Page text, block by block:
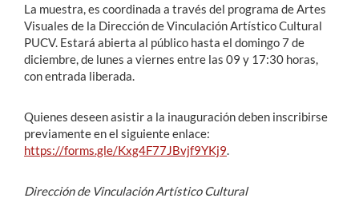
La muestra, es coordinada a través del programa de Artes
Visuales de la Dirección de Vinculación Artístico Cultural
PUCV. Estará abierta al público hasta el domingo 7 de
diciembre, de lunes a viernes entre las 09 y 17:30 horas,
con entrada liberada.
Quienes deseen asistir a la inauguración deben inscribirse
previamente en el siguiente enlace:
https://forms.gle/Kxg4F77JBvjf9YKj9
Dirección de Vinculación Artístico Cultural